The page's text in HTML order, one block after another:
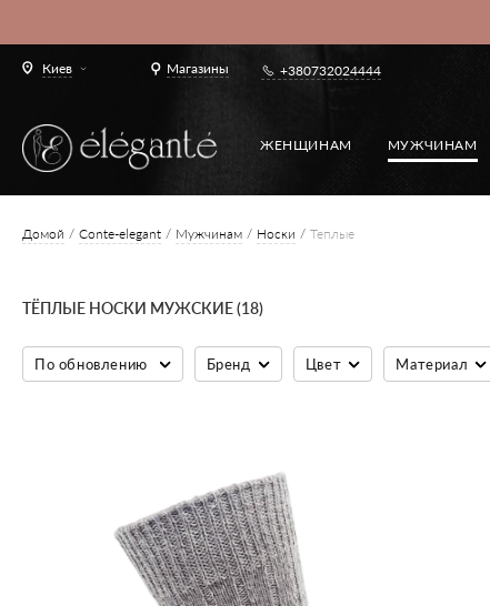
Киев Магазины +380732024444
ЖЕНЩИНАМ МУЖЧИНАМ
Домой Conte-elegant Мужчинам Носки Теплые
ТЁПЛЫЕ НОСКИ МУЖСКИЕ (18)
По обновлению Бренд Цвет Материал